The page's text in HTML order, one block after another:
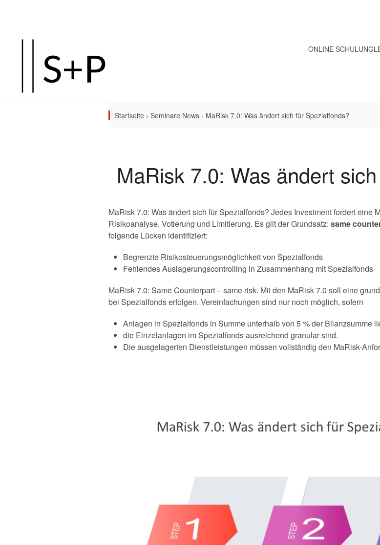
ONLINE SCHULUNG
Startseite › Seminare News › MaRisk 7.0: Was ändert sich für Spezialfonds?
MaRisk 7.0: Was ändert
MaRisk 7.0: Was ändert sich für Spezialfonds? Jedes Investment fordert eine
Risikoanalyse, Votierung und Limitierung. Es gilt der Grundsatz: same
folgende Lücken identifiziert:
Begrenzte Risikosteuerungsmöglichkeit von Spezialfonds
Fehlendes Auslagerungscontrolling in Zusammenhang mit Spezialfonds
MaRisk 7.0: Same Counterpart – same risk. Mit den MaRisk 7.0 soll eine
bei Spezialfonds erfolgen. Vereinfachungen sind nur noch möglich, sofern
Anlagen in Spezialfonds in Summe unterhalb von 5 % der Bilanzsumme
die Einzelanlagen im Spezialfonds ausreichend granular sind.
Die ausgelagerten Dienstleistungen müssen vollständig den MaRisk-